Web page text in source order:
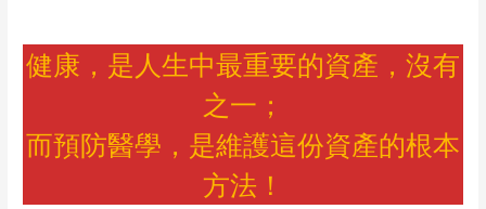
健康，是人生中最重要的資產，沒有
之一；
而預防醫學，是維護這份資產的根本
方法！